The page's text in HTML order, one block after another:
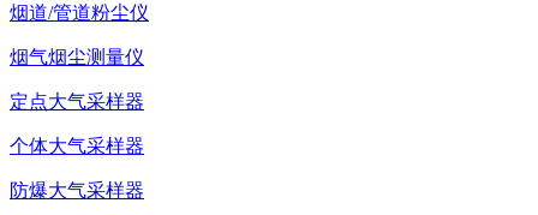
烟道/管道粉尘仪
烟气烟尘测量仪
定点大气采样器
个体大气采样器
防爆大气采样器